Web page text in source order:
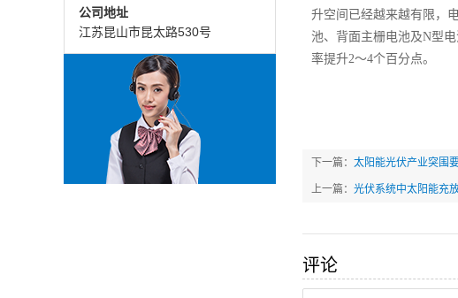
升空间已经越来越有限，
池、背面主栅电池及N型
率提升2～4个百分点。
下一篇： 太阳能光伏产业突围
上一篇： 光伏系统中太阳能充
评论
公司地址
江苏昆山市昆太路530号